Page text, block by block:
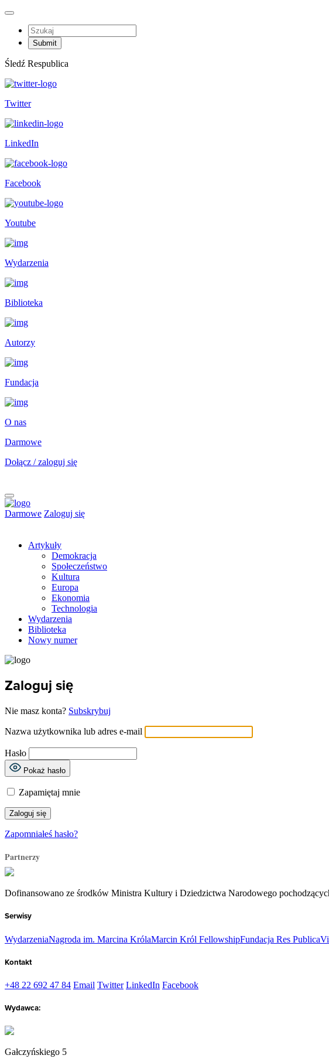
Śledź Respublica
Twitter
LinkedIn
Facebook
Youtube
Wydarzenia
Biblioteka
Autorzy
Fundacja
O nas
Darmowe
Dołącz / zaloguj się
Darmowe Zaloguj się
Artykuły
Demokracja
Społeczeństwo
Kultura
Europa
Ekonomia
Technologia
Wydarzenia
Biblioteka
Nowy numer
Zaloguj się
Nie masz konta? Subskrybuj
Nazwa użytkownika lub adres e-mail
Hasło
Pokaż hasło
Zapamiętaj mnie
Zapomniałeś hasło?
Partnerzy
Dofinansowano ze środków Ministra Kultury i Dziedzictwa Narodowego
Serwisy
WydarzeniaNagroda im. Marcina KrólaMarcin Król FellowshipFundacja Res Publica
Kontakt
+48 22 692 47 84 Email Twitter LinkedIn Facebook
Wydawca:
Gałczyńskiego 5